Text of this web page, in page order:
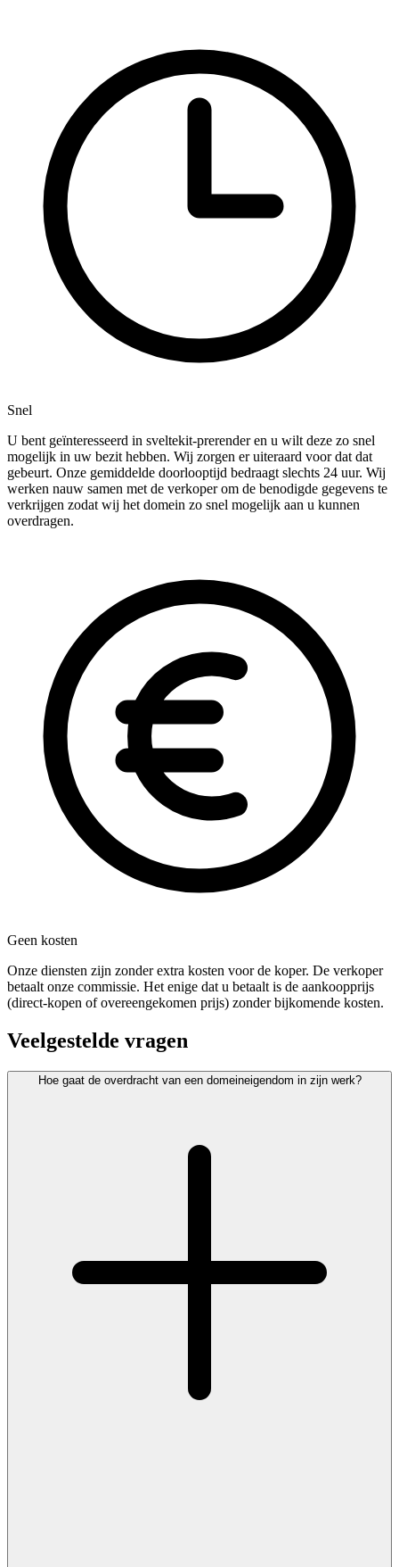
Snel
U bent geïnteresseerd in sveltekit-prerender en u wilt deze zo snel
mogelijk in uw bezit hebben. Wij zorgen er uiteraard voor dat dat
gebeurt. Onze gemiddelde doorlooptijd bedraagt slechts 24 uur. Wij
werken nauw samen met de verkoper om de benodigde gegevens te
verkrijgen zodat wij het domein zo snel mogelijk aan u kunnen
overdragen.
Geen kosten
Onze diensten zijn zonder extra kosten voor de koper. De verkoper
betaalt onze commissie. Het enige dat u betaalt is de aankoopprijs
(direct-kopen of overeengekomen prijs) zonder bijkomende kosten.
Veelgestelde vragen
Hoe gaat de overdracht van een domeineigendom in zijn werk?